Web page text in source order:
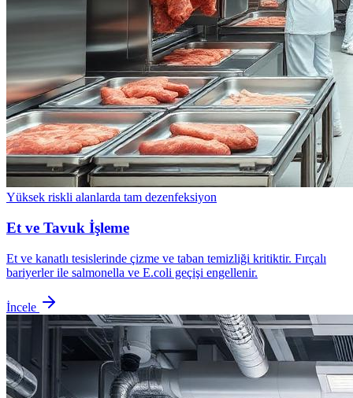
Yüksek riskli alanlarda tam dezenfeksiyon
Et ve Tavuk İşleme
Et ve kanatlı tesislerinde çizme ve taban temizliği kritiktir. Fırçalı
bariyerler ile salmonella ve E.coli geçişi engellenir.
İncele